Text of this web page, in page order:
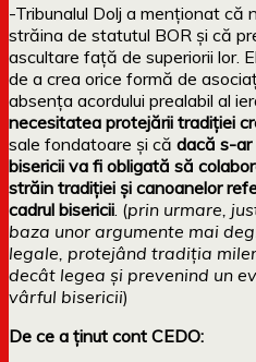
-Tribunalul Dolj a menționat că
străina de statutul BOR și că
ascultare față de superiorii lor.
de a crea orice formă de
absența acordului prealabil al
necesitatea protejării tradiției
sale fondatoare și că dacă s-ar
bisericii va fi obligată să
străin tradiției și canoanelor
cadrul bisericii . (prin urmare,
baza unor argumente mai
legale, protejând tradiția
decât legea și prevenind un
vârful bisericii)
De ce a ținut cont CEDO: